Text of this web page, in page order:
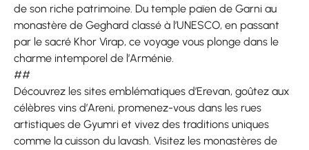
de son riche patrimoine. Du temple païen de Garni au
monastère de Geghard classé à l’UNESCO, en passant
par le sacré Khor Virap, ce voyage vous plonge dans le
charme intemporel de l’Arménie.
##
Découvrez les sites emblématiques d’Erevan, goûtez aux
célèbres vins d’Areni, promenez-vous dans les rues
artistiques de Gyumri et vivez des traditions uniques
comme la cuisson du lavash. Visitez les monastères de